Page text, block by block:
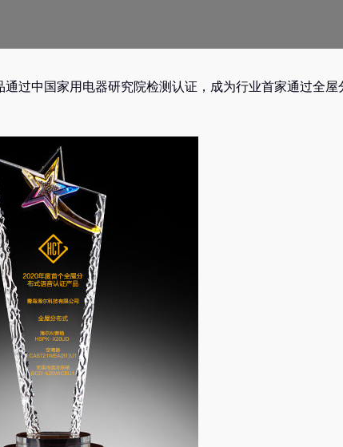
过中国家用电器研究院检测认证，成为行业首家通过全屋